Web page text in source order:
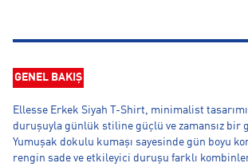
GENEL BAKIŞ
Ellesse Erkek Siyah T-Shirt, minimalist
duruşuyla günlük stiline güçlü ve zamansız bir
Yumuşak dokulu kumaşı sayesinde gün boyu
rengin sade ve etkileyici duruşu farklı